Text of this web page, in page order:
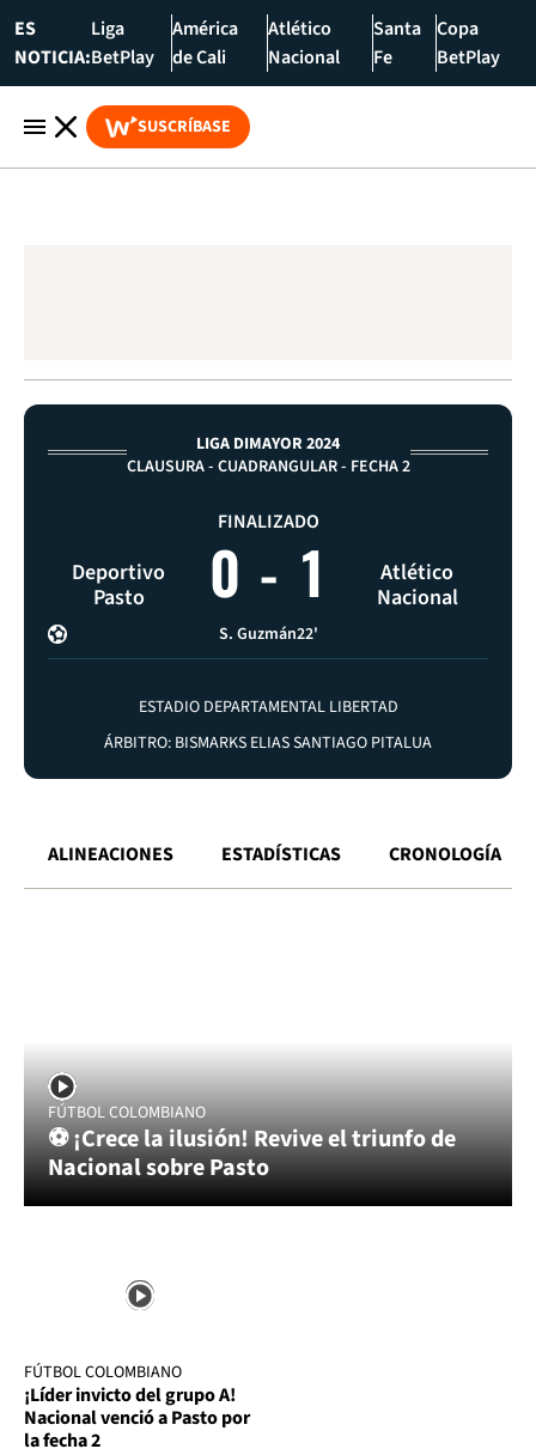
ES
NOTICIA:
Liga
BetPlay
América
de Cali
Atlético
Nacional
Santa
Fe
Copa
BetPlay
SUSCRÍBASE
LIGA DIMAYOR 2024
CLAUSURA - CUADRANGULAR - FECHA 2
Deportivo
Pasto
FINALIZADO
0 - 1
Atlético
Nacional
S. Guzmán22'
ESTADIO DEPARTAMENTAL LIBERTAD
ÁRBITRO: BISMARKS ELIAS SANTIAGO PITALUA
ALINEACIONES ESTADÍSTICAS CRONOLOGÍA
FÚTBOL COLOMBIANO
⚽ ¡Crece la ilusión! Revive el triunfo de
Nacional sobre Pasto
FÚTBOL COLOMBIANO
¡Líder invicto del grupo A!
Nacional venció a Pasto por
la fecha 2